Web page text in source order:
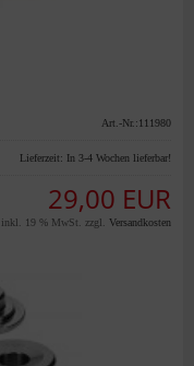
Art.-Nr.:111980
Lieferzeit: In 3-4 Wochen lieferbar!
29,00 EUR
inkl. 19 % MwSt. zzgl. Versandkosten